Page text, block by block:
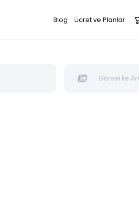
Blog Ücret ve Planlar
Görsel İle